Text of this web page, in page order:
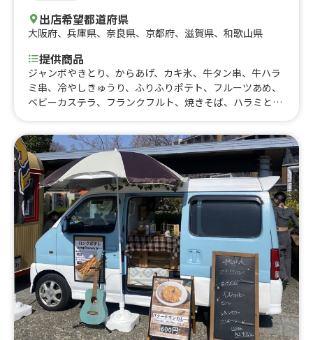
パニーニ
出店希望都道府県
大阪府、 兵庫県、 奈良県、 京都府、 滋賀県、 和歌山県
提供商品
ジャンボやきとり、からあげ、カキ氷、牛タン串、牛ハラ
ミ串、冷やしきゅうり、ふりふりポテト、フルーツあめ、
ベビーカステラ、フランクフルト、焼きそば、ハラミと牛